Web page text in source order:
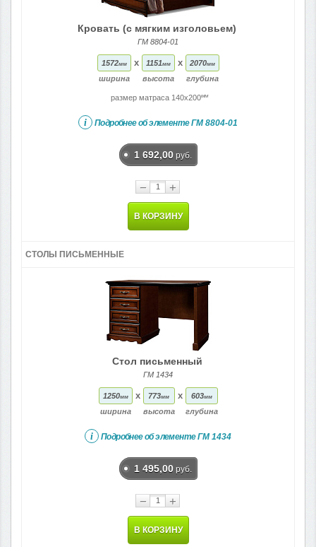
Кровать (с мягким изголовьем)
ГМ 8804-01
1572мм
ширина
x 1151мм
высота
x 2070мм
глубина
размер матраса 140x200мм
i Подробнее об элементеГМ 8804-01
1 692,00 руб.
− +
В КОРЗИНУ
СТОЛЫ ПИСЬМЕННЫЕ
Стол письменный
ГМ 1434
1250мм
ширина
x 773мм
высота
x 603мм
глубина
i Подробнее об элементеГМ 1434
1 495,00 руб.
− +
В КОРЗИНУ